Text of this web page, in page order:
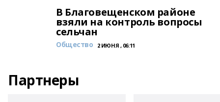
В Благовещенском районе
взяли на контроль вопросы
сельчан
Общество 2 ИЮНЯ , 06:11
Партнеры